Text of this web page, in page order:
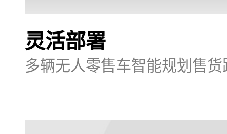
灵活部署
多辆无人零售车智能规划售